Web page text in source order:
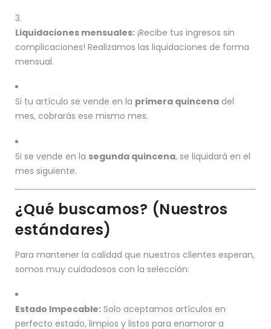
Liquidaciones mensuales: ¡Recibe tus ingresos sin
complicaciones! Realizamos las liquidaciones de forma
mensual.
Si tu artículo se vende en la primera quincena del
mes, cobrarás ese mismo mes.
Si se vende en la segunda quincena, se liquidará en el
mes siguiente.
¿Qué buscamos? (Nuestros
estándares)
Para mantener la calidad que nuestros clientes esperan,
somos muy cuidadosos con la selección:
Estado Impecable: Solo aceptamos artículos en
perfecto estado, limpios y listos para enamorar a